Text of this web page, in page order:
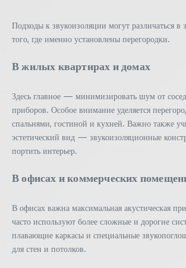
Подходы к звукоизоляции могут различаться в
того, где именно установлены перегородки.
В жилых квартирах и домах
Здесь главное — минимизировать шум от
приборов. Особое внимание уделяется
спальнями, гостиной и кухней. Важно также
эстетический вид — звукоизоляционные
портить интерьер.
В офисах и коммерческих
В офисах важна максимальная акустическая
часто используют более сложные и дорогие
плавающие каркасы и специальные
для стен и потолков.